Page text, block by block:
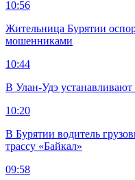
10:56
Жительница Бурятии
мошенниками
10:44
В Улан-Удэ
10:20
В Бурятии водитель
трассу «Байкал»
09:58